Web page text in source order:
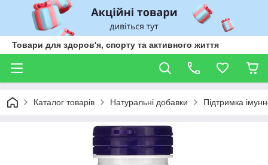
Товари для здоров'я, спорту та активного життя
Каталог товарів Натуральні добавки Підтримка